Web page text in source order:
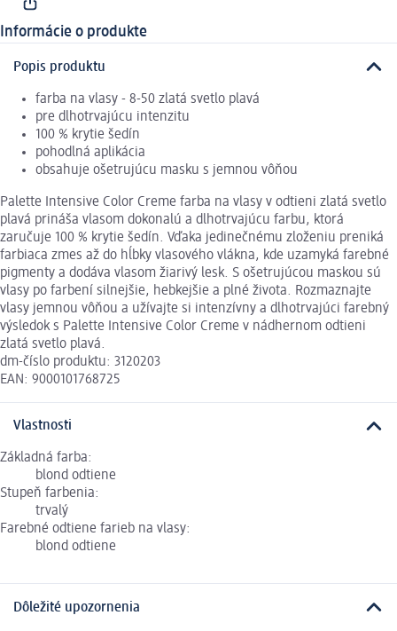
Informácie o produkte
Popis produktu
farba na vlasy - 8-50 zlatá svetlo plavá
pre dlhotrvajúcu intenzitu
100 % krytie šedín
pohodlná aplikácia
obsahuje ošetrujúcu masku s jemnou vôňou
Palette Intensive Color Creme farba na vlasy v odtieni zlatá svetlo
plavá prináša vlasom dokonalú a dlhotrvajúcu farbu, ktorá
zaručuje 100 % krytie šedín. Vďaka jedinečnému zloženiu preniká
farbiaca zmes až do hĺbky vlasového vlákna, kde uzamyká farebné
pigmenty a dodáva vlasom žiarivý lesk. S ošetrujúcou maskou sú
vlasy po farbení silnejšie, hebkejšie a plné života. Rozmaznajte
vlasy jemnou vôňou a užívajte si intenzívny a dlhotrvajúci farebný
výsledok s Palette Intensive Color Creme v nádhernom odtieni
zlatá svetlo plavá.
dm-číslo produktu: 3120203
EAN: 9000101768725
Vlastnosti
Základná farba:
blond odtiene
Stupeň farbenia:
trvalý
Farebné odtiene farieb na vlasy:
blond odtiene
Dôležité upozornenia